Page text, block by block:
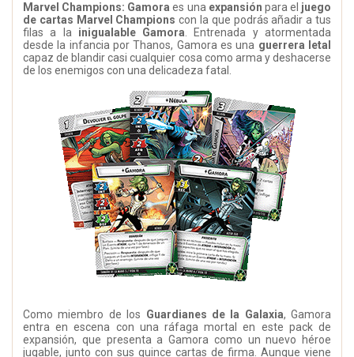
Marvel Champions: Gamora es una expansión para el juego
de cartas Marvel Champions con la que podrás añadir a tus
filas a la inigualable Gamora. Entrenada y atormentada
desde la infancia por Thanos, Gamora es una guerrera letal
capaz de blandir casi cualquier cosa como arma y deshacerse
de los enemigos con una delicadeza fatal.
Como miembro de los Guardianes de la Galaxia, Gamora
entra en escena con una ráfaga mortal en este pack de
expansión, que presenta a Gamora como un nuevo héroe
jugable, junto con sus quince cartas de firma. Aunque viene